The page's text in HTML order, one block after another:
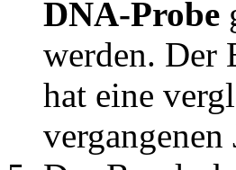
DNA-Probe
werden. Der
hat eine